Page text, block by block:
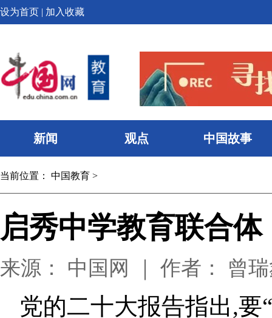
设为首页 | 加入收藏
新闻 观点 中国故事
当前位置： 中国教育 >
启秀中学教育联合
来源： 中国网 ｜ 作者： 曾
党的二十大报告指出,